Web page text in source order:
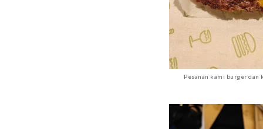
Pesanan kami burger dan